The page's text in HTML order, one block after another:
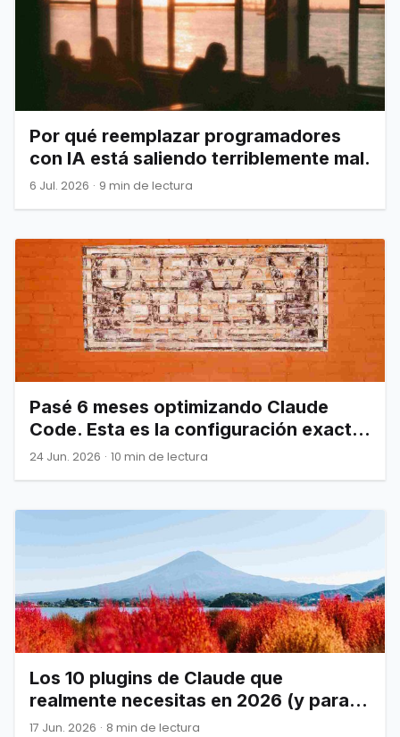
Por qué reemplazar programadores
con IA está saliendo terriblemente mal.
6 Jul. 2026 · 9 min de lectura
Pasé 6 meses optimizando Claude
Code. Esta es la configuración exacta
que por fin funcionó.
24 Jun. 2026 · 10 min de lectura
Los 10 plugins de Claude que
realmente necesitas en 2026 (y para
qué sirve cada uno).
17 Jun. 2026 · 8 min de lectura